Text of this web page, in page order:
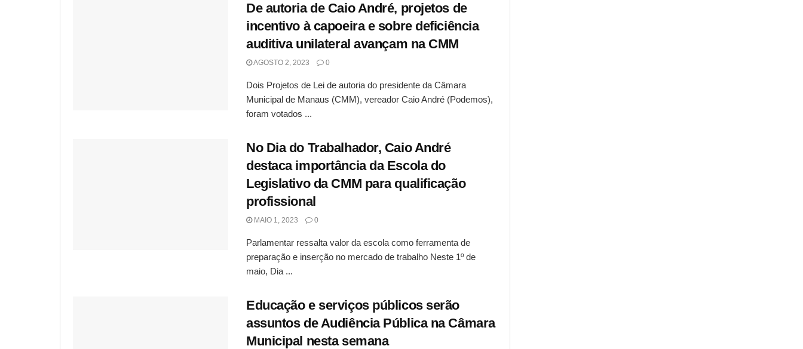
De autoria de Caio André, projetos de
incentivo à capoeira e sobre deficiência
auditiva unilateral avançam na CMM
AGOSTO 2, 2023 0
Dois Projetos de Lei de autoria do presidente da Câmara
Municipal de Manaus (CMM), vereador Caio André (Podemos),
foram votados ...
No Dia do Trabalhador, Caio André
destaca importância da Escola do
Legislativo da CMM para qualificação
profissional
MAIO 1, 2023 0
Parlamentar ressalta valor da escola como ferramenta de
preparação e inserção no mercado de trabalho Neste 1º de
maio, Dia ...
Educação e serviços públicos serão
assuntos de Audiência Pública na Câmara
Municipal nesta semana